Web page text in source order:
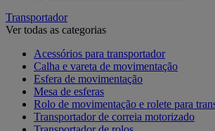
Transportador
Ver todas as categorias
Acessórios para transportador
Calha e vareta de movimentação
Esfera de movimentação
Mesa de esferas
Rolo de movimentação e rolete para
Transportador de correia motorizado